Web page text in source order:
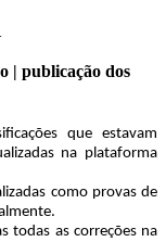
| publicação dos
que estavam
na plataforma
como provas de
todas as correções na